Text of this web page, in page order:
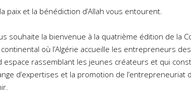
paix et la bénédiction d’Allah vous entourent.
souhaite la bienvenue à la quatrième édition de la
où l’Algérie accueille les entrepreneurs
espace rassemblant les jeunes créateurs et qui
d’expertises et la promotion de